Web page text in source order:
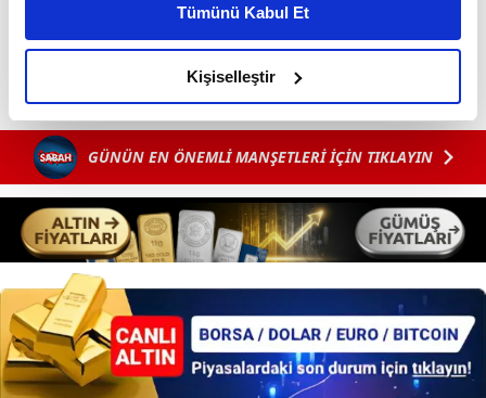
daha iyi reklam deneyimi yaşatabiliriz. Bunu yaparken
amacımızın size daha iyi bir reklam deneyimi sunmak
olduğunu ve sizlere en iyi içerikleri sunabilmek adına
elimizden gelen çabayı gösterdiğimizi ve bu noktada,
reklamların maliyetlerimizi karşılamak noktasında tek gelir
kalemimiz olduğunu sizlere hatırlatmak isteriz.
Her halükârda, kullanıcılar, bu çerezlere izin vermedikleri
takdirde, kullanıcılara hedefli reklamlar
gösterilmeyecektir."
Sizlere daha iyi bir hizmet sunabilmek için İnternet
Sitemizde kendimize ve üçüncü kişilere ait çerezler
kullanılmaktadır. Bu çerezler vasıtasıyla çeşitli kişisel
verileriniz işlenmekte olup gerekli olan çerezler bilgi
Tümünü Kabul Et
Kişiselleştir
GÜNÜN EN ÖNEMLİ MANŞETLERİ İÇİN TIKLAYIN